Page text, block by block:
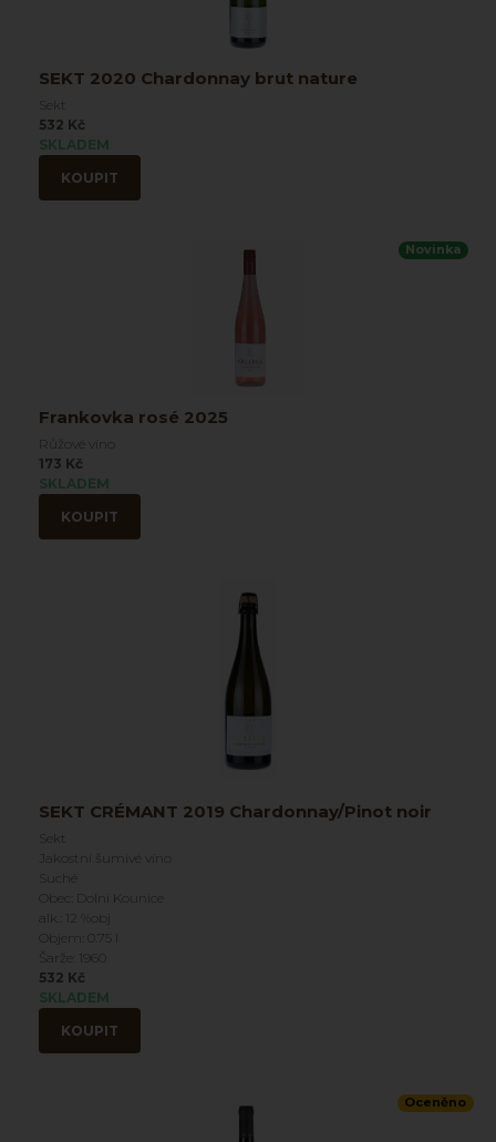
SEKT 2020 Chardonnay brut nature
Sekt
532 Kč
SKLADEM
KOUPIT
Novinka
Frankovka rosé 2025
Růžové víno
173 Kč
SKLADEM
KOUPIT
SEKT CRÉMANT 2019 Chardonnay/Pinot noir
Sekt
Jakostní šumivé víno
Suché
Obec: Dolní Kounice
alk.: 12 %obj
Objem: 0.75 l
Šarže: 1960
532 Kč
SKLADEM
KOUPIT
Oceněno